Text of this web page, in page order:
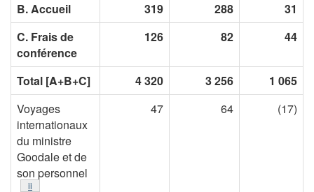
B. Accueil 319 288
31
C. Frais de
conférence
126 82 44
Total [A+B+C] 4 320 3 256
1 065
Voyages
internationaux
du ministre
Goodale et de
son personnel
Note de table
ii
47 64 (17)